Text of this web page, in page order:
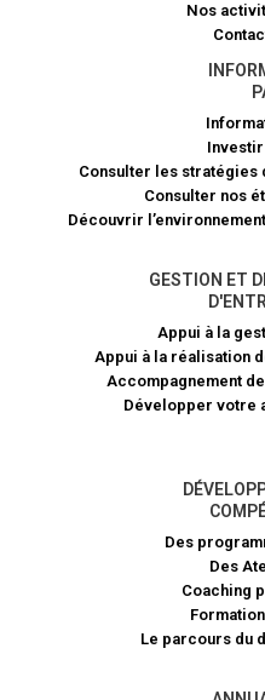
Nos
Consulter les stratégies
Consulter nos
Découvrir
GESTION ET
Appui à la
Appui à la réalisation
Accompagnement
Développer votre
Des
Des
Coaching
Le parcours du